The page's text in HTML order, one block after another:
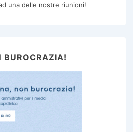
una delle nostre riunioni!
BUROCRAZIA!